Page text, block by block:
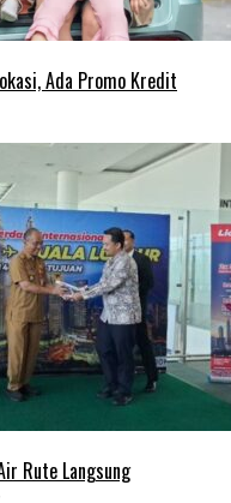
Ada Promo Kredit
Rute Langsung